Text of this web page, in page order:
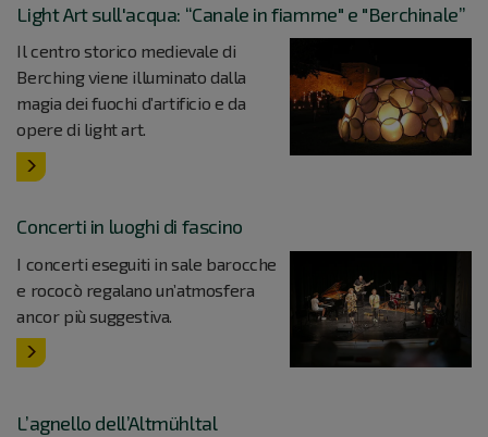
Light Art sull'acqua: “Canale in fiamme" e "Berchinale”
Il centro storico medievale di
Berching viene illuminato dalla
magia dei fuochi d’artificio e da
opere di light art.
Concerti in luoghi di fascino
I concerti eseguiti in sale barocche
e rococò regalano un’atmosfera
ancor più suggestiva.
L’agnello dell’Altmühltal